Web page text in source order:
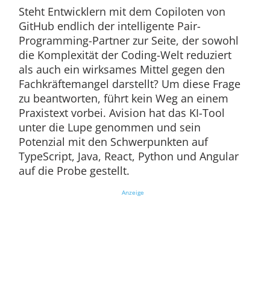
Steht Entwicklern mit dem Copiloten von
GitHub endlich der intelligente Pair-
Programming-Partner zur Seite, der sowohl
die Komplexität der Coding-Welt reduziert
als auch ein wirksames Mittel gegen den
Fachkräftemangel darstellt? Um diese Frage
zu beantworten, führt kein Weg an einem
Praxistext vorbei. Avision hat das KI-Tool
unter die Lupe genommen und sein
Potenzial mit den Schwerpunkten auf
TypeScript, Java, React, Python und Angular
auf die Probe gestellt.
Anzeige